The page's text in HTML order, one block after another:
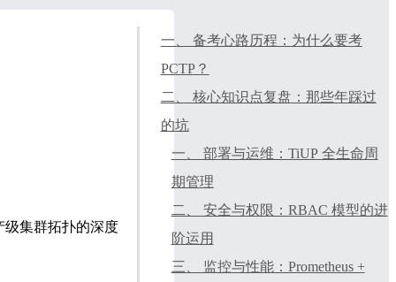
级集群拓扑的深度
一、 备考心路历程：为什么要考
PCTP？
二、 核心知识点复盘：那些年踩过
的坑
一、 部署与运维：TiUP 全生命周
期管理
二、 安全与权限：RBAC 模型的进
阶运用
三、 监控与性能：Prometheus +